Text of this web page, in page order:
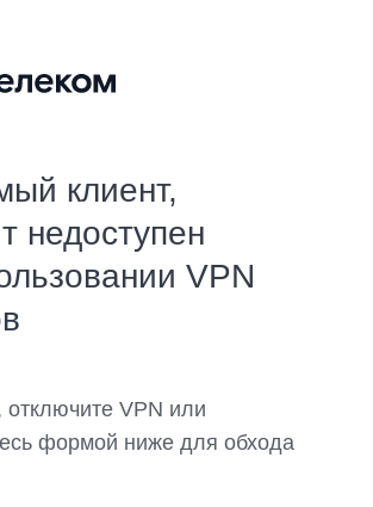
клиент,
недоступен
VPN
VPN или
формой ниже для обхода